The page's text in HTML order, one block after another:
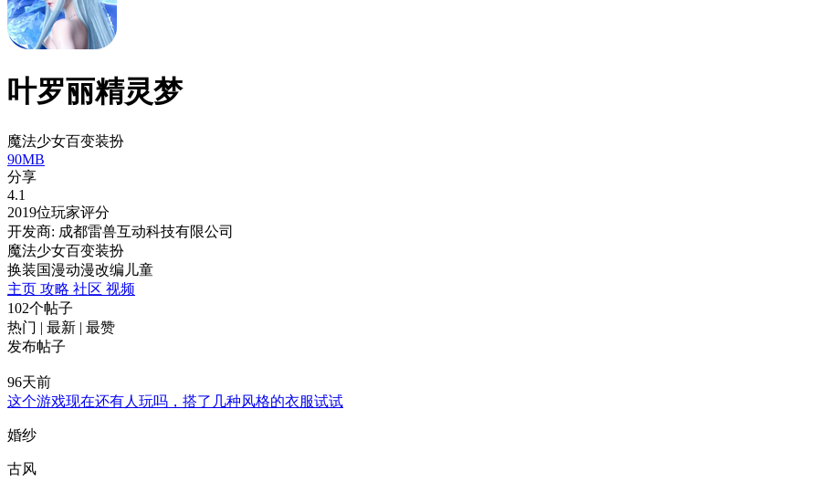
叶罗丽精灵梦
魔法少女百变装扮
90MB
分享
4.1
2019位玩家评分
开发商: 成都雷兽互动科技有限公司
魔法少女百变装扮
换装国漫动漫改编 儿童
主页 攻略 社区 视频
102个帖子
热门 | 最新 | 最赞
发布帖子
96天前
这个游戏现在还有人玩吗，搭了几种风格的衣服试试
婚纱
古风